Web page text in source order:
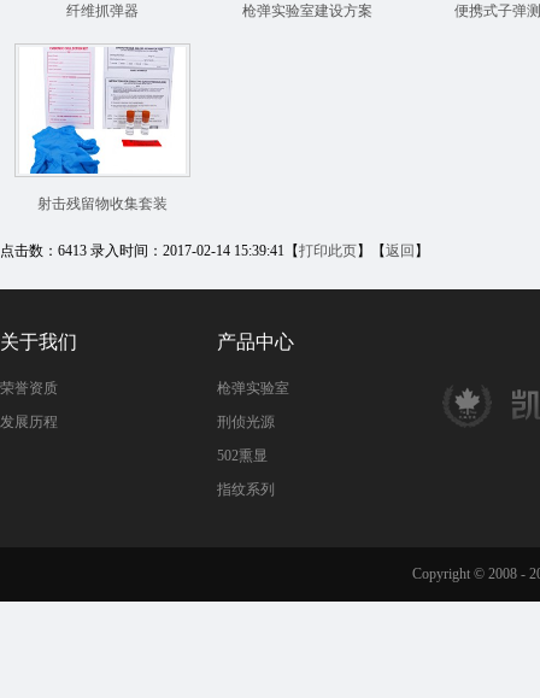
纤维抓弹器 枪弹实验室建设方案 便携式子弹
射击残留物收集套装
点击数：6413 录入时间：2017-02-14 15:39:41【打印此页】【返回 】
关于我们
荣誉资质
发展历程
产品中心
枪弹实验室
刑侦光源
502熏显
指纹系列
Copyright © 2008 -